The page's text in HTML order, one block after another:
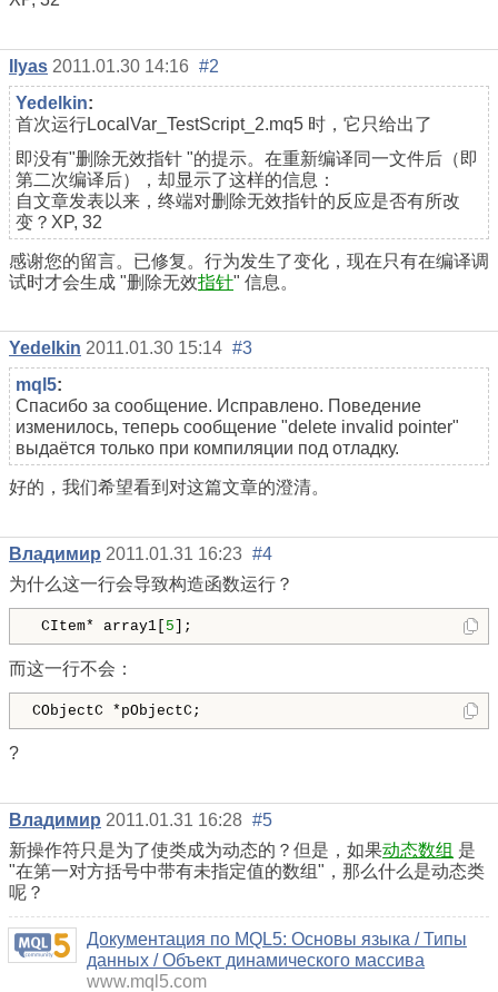
Ilyas 2011.01.30 14:16 #2
Yedelkin:
首次运行LocalVar_TestScript_2.mq5 时， 它只给出了
即没有"删除无效指针 "的提示。在重新编译同一文件后（即
第二次编译后），却显示了这样的信息：
自文章发表以来，终端对删除无效指针的反应是否有所改
变？XP, 32
感谢您的留言。已修复。行为发生了变化，现在 只有在编译调
试时才会生成 "删除无效指针" 信息 。
Yedelkin 2011.01.30 15:14 #3
mql5:
Спасибо за сообщение. Исправлено. Поведение
изменилось, теперь сообщение "delete invalid pointer"
выдаётся только при компиляции под отладку.
好的，我们希望看到对这篇文章的澄清。
Владимир 2011.01.31 16:23 #4
为什么这一行会导致构造函数运行？
CItem* array1[ 5 ];
而这一行不会：
CObjectC *pObjectC;
?
Владимир 2011.01.31 16:28 #5
新操作符只是为了使类成为动态的？但是，如果动态数组 是
"在第一对方括号中带有未指定值的数组"，那么什么是动态类
呢？
Документация по MQL5: Основы языка / Типы
данных / Объект динамического массива
www.mql5.com